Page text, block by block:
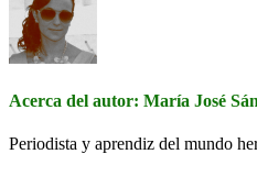
Acerca del autor: María José
Periodista y aprendiz del mundo